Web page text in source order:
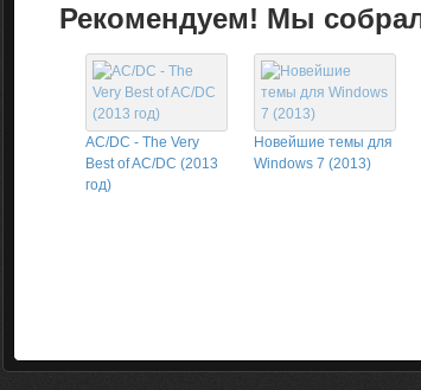
Рекомендуем! Мы
AC/DC - The Very
Best of AC/DC (2013
год)
Новейшие темы для
Windows 7 (2013)